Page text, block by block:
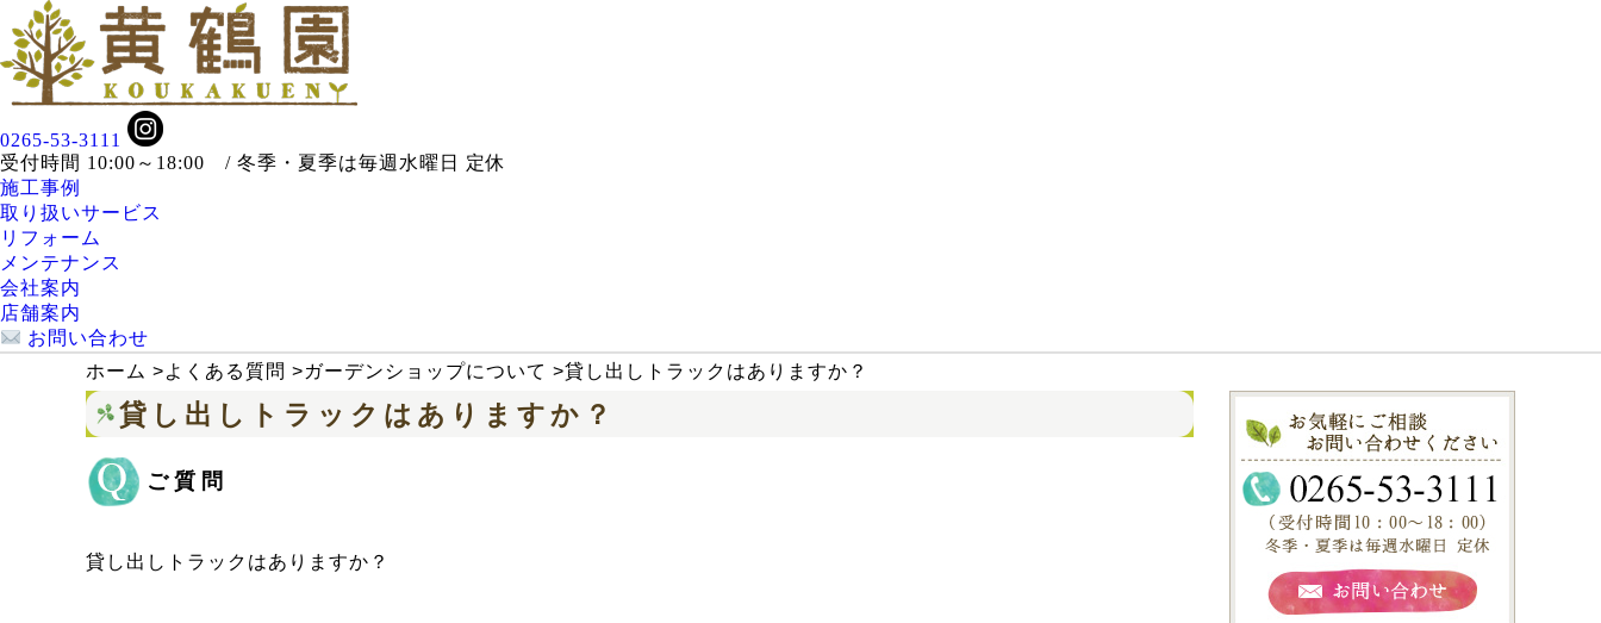
0265-53-3111
受付時間 10:00～18:00 / 冬季・夏季は毎週水曜日 定休
施工事例
取り扱いサービス
リフォーム
メンテナンス
会社案内
店舗案内
お問い合わせ
ホーム >よくある質問 >ガーデンショップについて >貸し出しトラックはありますか？
貸し出しトラックはありますか？
ご質問
貸し出しトラックはありますか？